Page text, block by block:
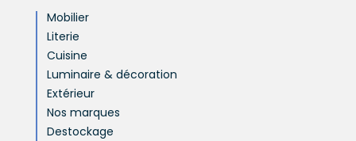
Mobilier
Literie
Cuisine
Luminaire & décoration
Extérieur
Nos marques
Destockage